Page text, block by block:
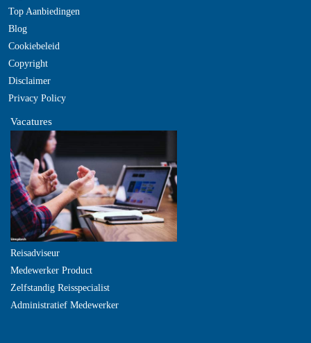
Top Aanbiedingen
Blog
Cookiebeleid
Copyright
Disclaimer
Privacy Policy
Vacatures
Reisadviseur
Medewerker Product
Zelfstandig Reisspecialist
Administratief Medewerker